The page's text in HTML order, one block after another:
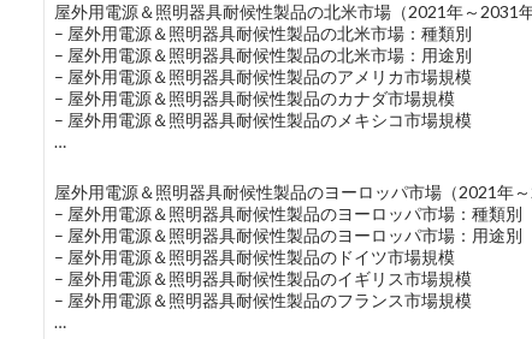
屋外用電源＆照明器具耐候性製品の北米市場（2021年～2031年
– 屋外用電源＆照明器具耐候性製品の北米市場：種類別
– 屋外用電源＆照明器具耐候性製品の北米市場：用途別
– 屋外用電源＆照明器具耐候性製品のアメリカ市場規模
– 屋外用電源＆照明器具耐候性製品のカナダ市場規模
– 屋外用電源＆照明器具耐候性製品のメキシコ市場規模
…
屋外用電源＆照明器具耐候性製品のヨーロッパ市場（2021年～
– 屋外用電源＆照明器具耐候性製品のヨーロッパ市場：種類別
– 屋外用電源＆照明器具耐候性製品のヨーロッパ市場：用途別
– 屋外用電源＆照明器具耐候性製品のドイツ市場規模
– 屋外用電源＆照明器具耐候性製品のイギリス市場規模
– 屋外用電源＆照明器具耐候性製品のフランス市場規模
…